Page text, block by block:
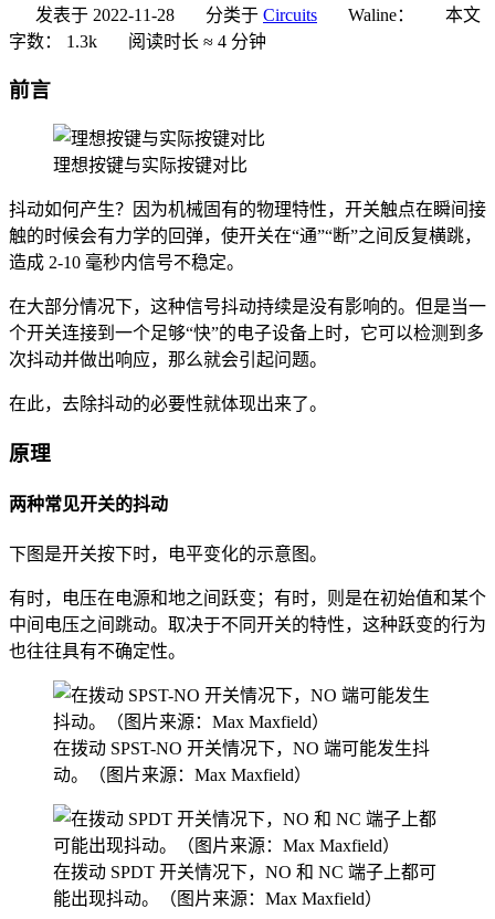
发表于 2022-11-28 分类于 Circuits Waline：
本文
字数：
1.3k 阅读时长 ≈ 4 分钟
前言
理想按键与实际按键对比
抖动如何产生？因为机械固有的物理特性，开关触点在瞬间接
触的时候会有力学的回弹，使开关在“通”“断”之间反复横跳，
造成 2-10 毫秒内信号不稳定。
在大部分情况下，这种信号抖动持续是没有影响的。但是当一
个开关连接到一个足够“快”的电子设备上时，它可以检测到多
次抖动并做出响应，那么就会引起问题。
在此，去除抖动的必要性就体现出来了。
原理
两种常见开关的抖动
下图是开关按下时，电平变化的示意图。
有时，电压在电源和地之间跃变；有时，则是在初始值和某个
中间电压之间跳动。取决于不同开关的特性，这种跃变的行为
也往往具有不确定性。
在拨动 SPST-NO 开关情况下，NO 端可能发生抖
动。（图片来源：Max Maxfield）
在拨动 SPDT 开关情况下，NO 和 NC 端子上都可
能出现抖动。（图片来源：Max Maxfield）